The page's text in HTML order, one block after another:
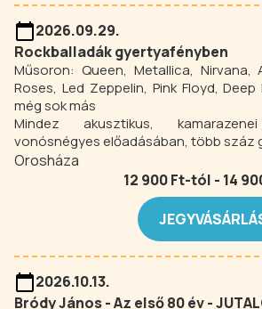
2026.09.29.
Rockballadák gyertyafényben
Műsoron: Queen, Metallica, Nirvana,
Roses, Led Zeppelin, Pink Floyd,
még sok más
Mindez akusztikus,
vonósnégyes előadásában, több száz
Orosháza
12 900 Ft-tól - 14
2026.10.13.
Bródy János - Az első 80 év -